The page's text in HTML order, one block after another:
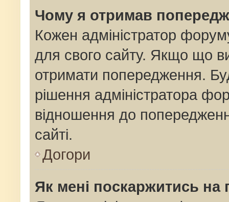
Чому я отримав
Кожен адміністратор
для свого сайту. Якщо що
отримати попередження.
рішення адміністратора
відношення до
сайті.
Догори
Як мені поскаржитись